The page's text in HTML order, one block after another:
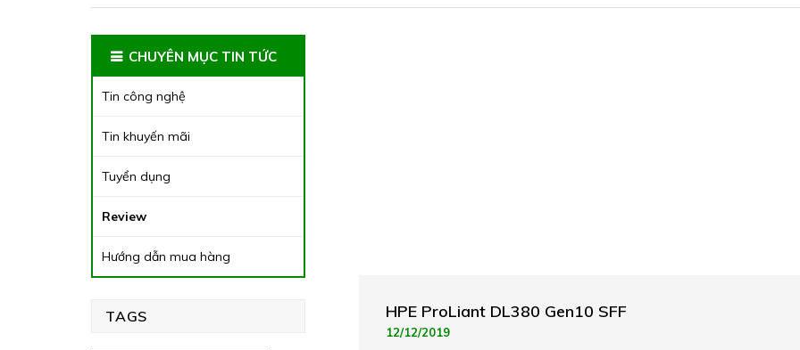
CHUYÊN MỤC TIN TỨC
Tin công nghệ
Tin khuyến mãi
Tuyển dụng
Review
Hướng dẫn mua hàng
TAGS HPE ProLiant DL380 Gen10 SFF
12/12/2019